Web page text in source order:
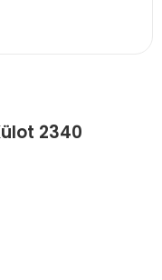
2340